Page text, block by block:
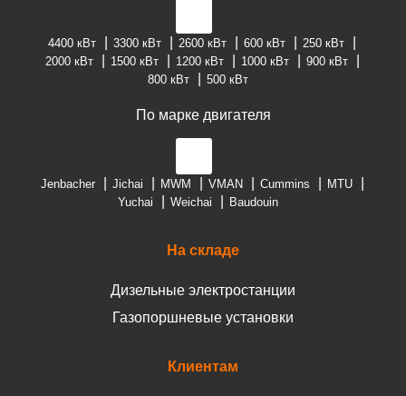
4400 кВт 3300 кВт 2600 кВт 600 кВт
250 кВт
2000 кВт
1500 кВт 1200 кВт 1000 кВт
900 кВт
800 кВт
500 кВт
По марке двигателя
Jenbacher Jichai MWM VMAN Cummins
MTU
Yuchai
Weichai Baudouin
На складе
Дизельные электростанции
Газопоршневые установки
Клиентам